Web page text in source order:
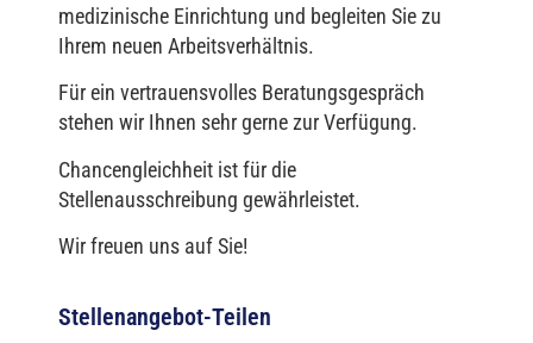
medizinische Einrichtung und begleiten Sie zu
Ihrem neuen Arbeitsverhältnis.
Für ein vertrauensvolles Beratungsgespräch
stehen wir Ihnen sehr gerne zur Verfügung.
Chancengleichheit ist für die
Stellenausschreibung gewährleistet.
Wir freuen uns auf Sie!
Stellenangebot-Teilen